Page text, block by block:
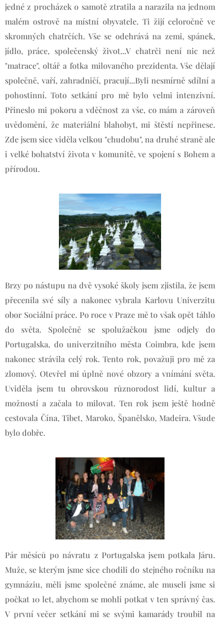
jedné z procházek o samotě ztratila a narazila na jednom
malém ostrově na místní obyvatele. Ti žijí celoročně ve
skromných chatrčích. Vše se odehrává na zemi, spánek,
jídlo, práce, společenský život...V chatrči není nic než
"matrace", oltář a fotka milovaného prezidenta. Vše dělají
společně, vaří, zahradničí, pracují...Byli nesmírně sdílní a
pohostinní. Toto setkání pro mě bylo velmi intenzivní.
Přineslo mi pokoru a vděčnost za vše, co mám a zároveň
uvědomění, že materiální blahobyt, mi štěstí nepřinese.
Zde jsem sice viděla velkou "chudobu", na druhé straně ale
i velké bohatství života v komunitě, ve spojení s Bohem a
přírodou.
Brzy po nástupu na dvě vysoké školy jsem zjistila, že jsem
přecenila své síly a nakonec vybrala Karlovu Univerzitu
obor Sociální práce. Po roce v Praze mě to však opět táhlo
do světa. Společně se spolužačkou jsme odjely do
Portugalska, do univerzitního města Coimbra, kde jsem
nakonec strávila celý rok. Tento rok, považuji pro mě za
zlomový. Otevřel mi úplně nové obzory a vnímání světa.
Uviděla jsem tu obrovskou různorodost lidí, kultur a
možností a začala to milovat. Ten rok jsem ještě hodně
cestovala Čína, Tibet, Maroko, Španělsko, Madeira. Všude
bylo dobře.
Pár měsíců po návratu z Portugalska jsem potkala Járu.
Muže, se kterým jsme sice chodili do stejného ročníku na
gymnáziu, měli jsme společné známe, ale museli jsme si
počkat 10 let, abychom se mohli potkat v ten správný čas.
V první večer setkání mi se svými kamarády troubil na